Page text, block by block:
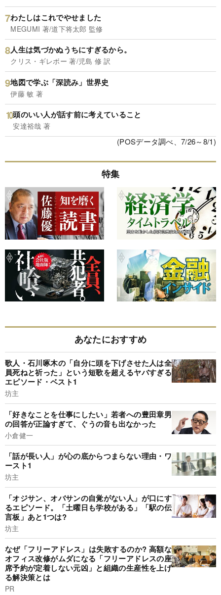
わたしはこれでやせました
MEGUMI 著/道下将太郎 監修
人生は気づかぬうちにすぎるから。
クリス・ギレボー 著/児島 修 訳
地図で学ぶ「深読み」世界史
伊藤 敏 著
頭のいい人が話す前に考えていること
安達裕哉 著
(POSデータ調べ、7/26～8/1)
特集
あなたにおすすめ
歌人・石川啄木の「自分に頭を下げさせた人は全
員死ねと祈った」という短歌を超えるヤバすぎる
エピソード・ベスト1
坊主
「好きなことを仕事にしたい」若者への豊田章男
の回答が正論すぎて、ぐうの音も出なかった
小倉健一
「話が長い人」が心の底からつまらない理由・ワ
ースト1
坊主
「オジサン、オバサンの自覚がない人」が口にす
るエピソード。「土曜日も学校がある」「駅の伝
言板」あと1つは?
坊主
なぜ「フリーアドレス」は失敗するのか? 高額な
オフィス改修がムダになる「フリーアドレスの座
席予約が定着しない元凶」と組織の生産性を上げ
る解決策とは
PR